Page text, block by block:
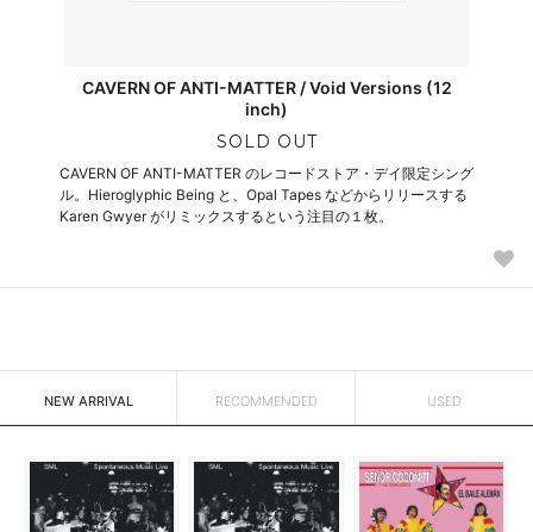
CAVERN OF ANTI-MATTER / Void Versions (12
inch)
SOLD OUT
CAVERN OF ANTI-MATTER のレコードストア・デイ限定シング
ル。Hieroglyphic Being と、Opal Tapes などからリリースする
Karen Gwyer がリミックスするという注目の１枚。
NEW ARRIVAL RECOMMENDED USED